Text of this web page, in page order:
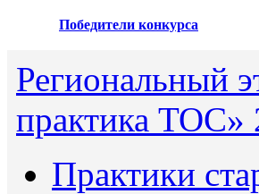
Победители конкурса
Региональный
практика ТОС»
Практики